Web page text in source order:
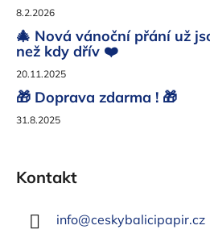
8.2.2026
🎄 Nová vánoční přání už
než kdy dřív ❤️
20.11.2025
🎁 Doprava zdarma ! 🎁
31.8.2025
Kontakt
info@ceskybalicipapir.cz